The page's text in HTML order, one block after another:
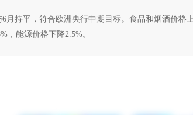
月持平，符合欧洲央行中期目标。食品和烟酒价格
，能源价格下降2.5%。